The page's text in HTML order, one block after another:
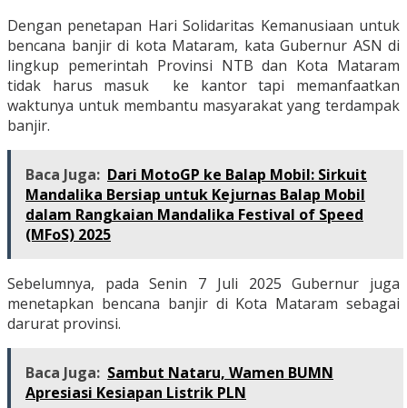
Dengan penetapan Hari Solidaritas Kemanusiaan untuk
bencana banjir di kota Mataram, kata Gubernur ASN di
lingkup pemerintah Provinsi NTB dan Kota Mataram
tidak harus masuk ke kantor tapi memanfaatkan
waktunya untuk membantu masyarakat yang terdampak
banjir.
Baca Juga: Dari MotoGP ke Balap Mobil: Sirkuit
Mandalika Bersiap untuk Kejurnas Balap Mobil
dalam Rangkaian Mandalika Festival of Speed
(MFoS) 2025
Sebelumnya, pada Senin 7 Juli 2025 Gubernur juga
menetapkan bencana banjir di Kota Mataram sebagai
darurat provinsi.
Baca Juga: Sambut Nataru, Wamen BUMN
Apresiasi Kesiapan Listrik PLN